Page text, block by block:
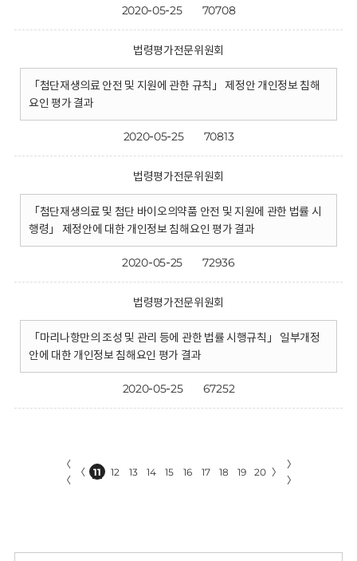
2020-05-25 70708
법령평가전문위원회
「첨단재생의료 안전 및 지원에 관한 규칙」 제정안 개인정보 침해
요인 평가 결과
2020-05-25 70813
법령평가전문위원회
「첨단재생의료 및 첨단 바이오의약품 안전 및 지원에 관한 법률 시
행령」 제정안에 대한 개인정보 침해요인 평가 결과
2020-05-25 72936
법령평가전문위원회
「마리나항만의 조성 및 관리 등에 관한 법률 시행규칙」 일부개정
안에 대한 개인정보 침해요인 평가 결과
2020-05-25 67252
〈
〈
〈 11 12 13 14 15 16 17 18 19 20 〉
〉
〉